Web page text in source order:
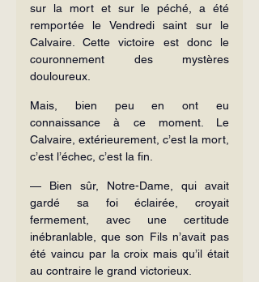
sur la mort et sur le péché, a été
remportée le Vendredi saint sur le
Calvaire. Cette victoire est donc le
couronnement des mystères
douloureux.
Mais, bien peu en ont eu
connaissance à ce moment. Le
Calvaire, extérieurement, c’est la mort,
c’est l’échec, c’est la fin.
— Bien sûr, Notre-Dame, qui avait
gardé sa foi éclairée, croyait
fermement, avec une certitude
inébranlable, que son Fils n’avait pas
été vaincu par la croix mais qu’il était
au contraire le grand victorieux.